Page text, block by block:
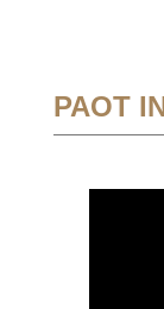
PAOT